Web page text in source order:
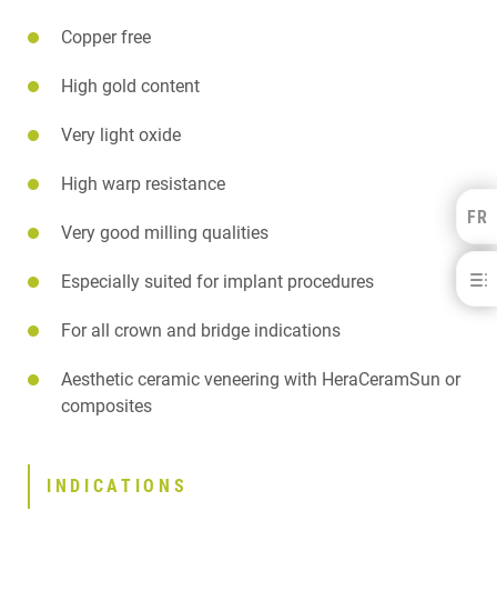
FR
NEDERLANDS
Mainbond® Sun
TELECHARGEMENTS
Copper free
High gold content
Very light oxide
High warp resistance
Very good milling qualities
Especially suited for implant procedures
For all crown and bridge indications
Aesthetic ceramic veneering with HeraCeramSun or
composites
INDICATIONS